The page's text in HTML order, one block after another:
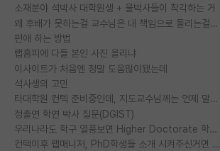
소재분야 석박사 대학원생 + 물박사들이 착각하는 거
왜 후배가 못하는걸 교수님은 내 책임으로 돌리는걸까요?
편애 하는 방법
랩홈피에 다들 본인 사진 올리냐
이사이트가 처음엔 정말 도움많이됐는데
석사생의 고민
타대학원 컨텍 준비중인데, 지도교수님께는 언제 말씀드려야 할까요?
정출연 학연 박사 질문(DGIST)
우리나라도 학구 열풍보면 Higher Doctorate 학위가 필요하다고 봅니다.
컨택이후 랩매니저, PhD학생들 소개 시켜주신거면 거의 컨펌에 가깝나요?